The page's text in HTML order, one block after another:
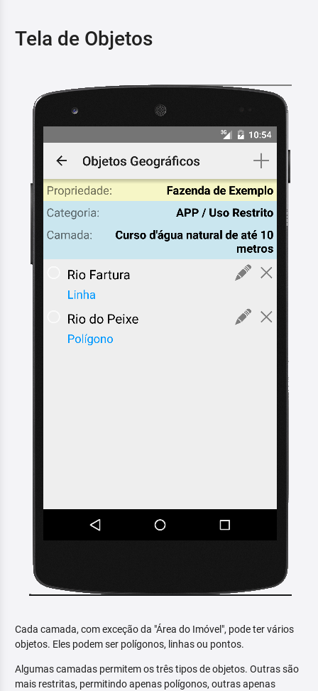
Tela de Objetos
Cada camada, com exceção da "Área do Imóvel", pode ter vários
objetos. Eles podem ser polígonos, linhas ou pontos.
Algumas camadas permitem os três tipos de objetos. Outras são
mais restritas, permitindo apenas polígonos, outras apenas